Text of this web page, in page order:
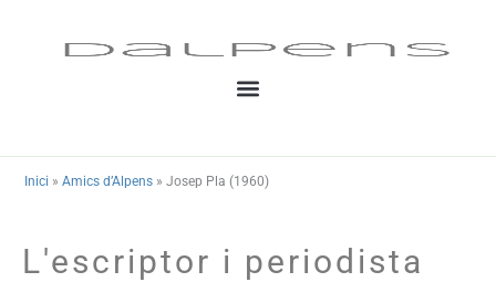
Inici » Amics d’Alpens » Josep Pla (1960)
L'escriptor i periodista